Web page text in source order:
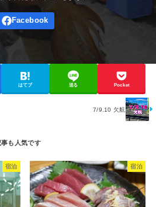
はてブ 送る Pocket
7/9.10 欠航
宿泊 宿泊